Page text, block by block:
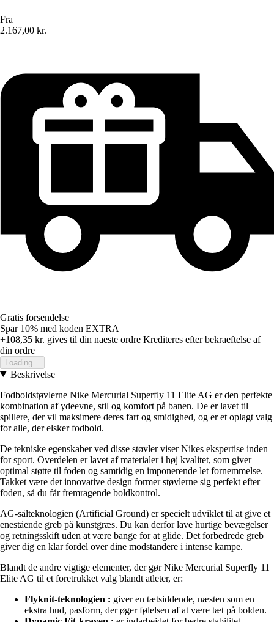
Fra
2.167,00 kr.
Gratis forsendelse
Spar 10% med koden EXTRA
+108,35 kr. gives til din naeste ordre Krediteres efter bekraeftelse af
din ordre
Loading...
Beskrivelse
Fodboldstøvlerne Nike Mercurial Superfly 11 Elite AG er den perfekte
kombination af ydeevne, stil og komfort på banen. De er lavet til
spillere, der vil maksimere deres fart og smidighed, og er et oplagt valg
for alle, der elsker fodbold.
De tekniske egenskaber ved disse støvler viser Nikes ekspertise inden
for sport. Overdelen er lavet af materialer i høj kvalitet, som giver
optimal støtte til foden og samtidig en imponerende let fornemmelse.
Takket være det innovative design former støvlerne sig perfekt efter
foden, så du får fremragende boldkontrol.
AG-sålteknologien (Artificial Ground) er specielt udviklet til at give et
enestående greb på kunstgræs. Du kan derfor lave hurtige bevægelser
og retningsskift uden at være bange for at glide. Det forbedrede greb
giver dig en klar fordel over dine modstandere i intense kampe.
Blandt de andre vigtige elementer, der gør Nike Mercurial Superfly 11
Elite AG til et foretrukket valg blandt atleter, er:
Flyknit-teknologien : giver en tætsiddende, næsten som en
ekstra hud, pasform, der øger følelsen af at være tæt på bolden.